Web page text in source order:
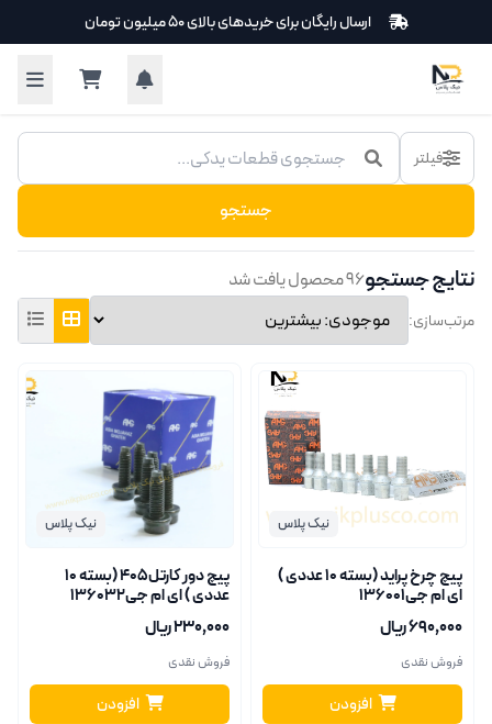
رفتن به محتوای اصلیارسال رایگان برای خریدهای بالای ۵۰ میلیون تومان
محصولات
فیلتر
جستجو
نتایج جستجو۹۶ محصول یافت شد
مرتب‌سازی:
نیک پلاس
پیچ چرخ پراید (بسته 10 عددی )
ای ام جی136001
۶۹۰٬۰۰۰ ریال
فروش نقدی
افزودن
نیک پلاس
پیچ دور کارتل405 (بسته 10
عددی ) ای ام جی136032
۲۳۰٬۰۰۰ ریال
فروش نقدی
افزودن